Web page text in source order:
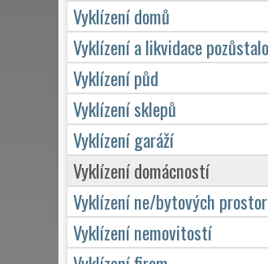
Naše
včetně
Vyklízení domů
Vyklízení a likvidace
Vyklízení půd
Vyklízení sklepů
Vyklízení garáží
Vyklízení domácností
Vyklízení ne/bytových prostor
Vyklízení nemovitostí